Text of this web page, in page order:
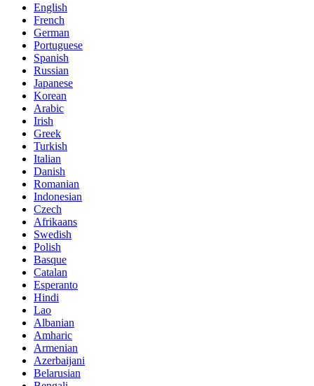
English
French
German
Portuguese
Spanish
Russian
Japanese
Korean
Arabic
Irish
Greek
Turkish
Italian
Danish
Romanian
Indonesian
Czech
Afrikaans
Swedish
Polish
Basque
Catalan
Esperanto
Hindi
Lao
Albanian
Amharic
Armenian
Azerbaijani
Belarusian